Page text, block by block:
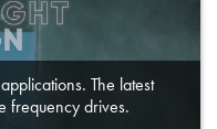
The latest
drives.